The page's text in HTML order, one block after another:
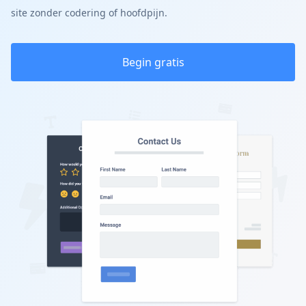
site zonder codering of hoofdpijn.
Begin gratis